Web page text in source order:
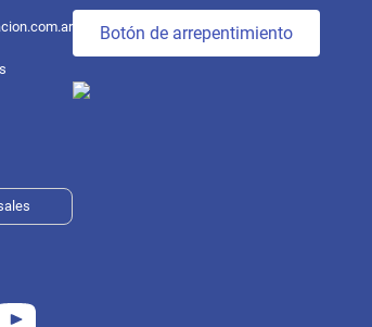
Botón de arrepentimiento